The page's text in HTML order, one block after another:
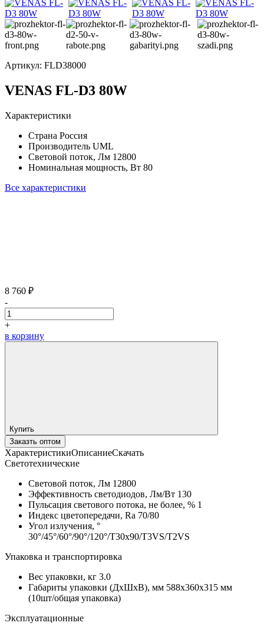
Артикул: FLD38000
VENAS FL-D3 80W
Характеристики
Страна Россия
Производитель UML
Световой поток, Лм 12800
Номинальная мощность, Вт 80
Все характеристики
8 760 ₽
-
+
в корзину
Купить
Заказть оптом
ХарактеристикиОписаниеСкачать
Светотехнические
Световой поток, Лм 12800
Эффективность светодиодов, Лм/Вт 130
Пульсация светового потока, не более, % 1
Индекс цветопередачи, Ra 70/80
Угол излучения, °
30°/45°/60°/90°/120°/T30x90/T3VS/T2VS
Упаковка и транспортировка
Вес упаковки, кг 3.0
Габариты упаковки (ДхШхВ), мм 588x360x315 мм
(10шт/общая упаковка)
Эксплуатационные